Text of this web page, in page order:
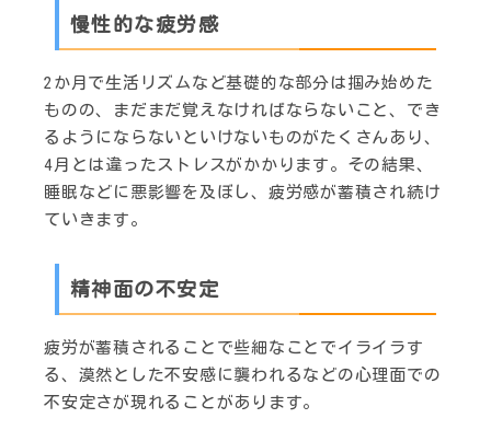
慢性的な疲労感
2か月で生活リズムなど基礎的な部分は掴み始めた
ものの、まだまだ覚えなければならないこと、でき
るようにならないといけないものがたくさんあり、
4月とは違ったストレスがかかります。その結果、
睡眠などに悪影響を及ぼし、疲労感が蓄積され続け
ていきます。
精神面の不安定
疲労が蓄積されることで些細なことでイライラす
る、漠然とした不安感に襲われるなどの心理面での
不安定さが現れることがあります。